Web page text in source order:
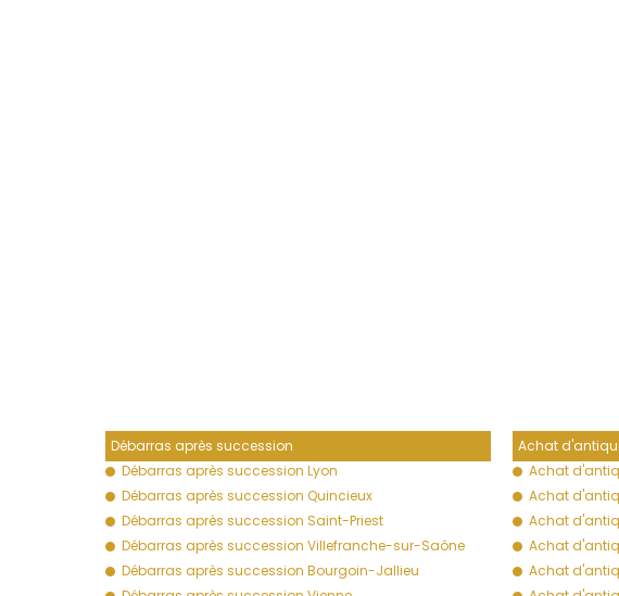
Débarras après succession
Débarras après succession Lyon
Débarras après succession Quincieux
Débarras après succession Saint-Priest
Débarras après succession Villefranche-sur-Saône
Débarras après succession Bourgoin-Jallieu
Achat
Achat
Achat
Achat
Achat
Achat